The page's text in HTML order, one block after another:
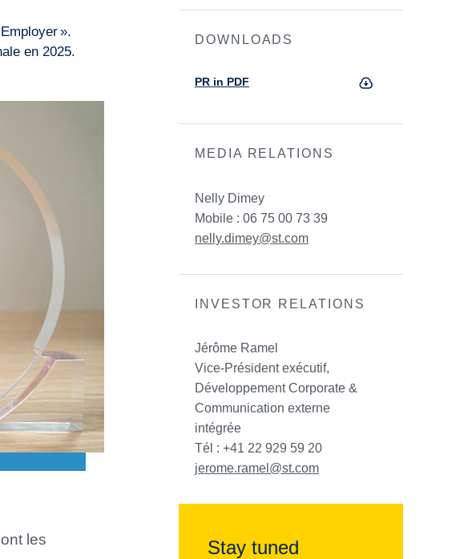
».
en 2025.
les
DOWNLOADS
PR in PDF
MEDIA RELATIONS
Nelly Dimey
Mobile : 06 75 00 73 39
nelly.dimey@st.com
INVESTOR RELATIONS
Jérôme Ramel
Vice-Président exécutif,
Développement Corporate &
Communication externe
intégrée
Tél : +41 22 929 59 20
jerome.ramel@st.com
Stay tuned